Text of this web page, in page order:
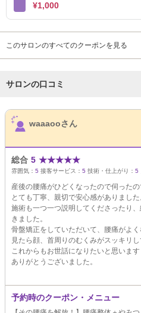
¥1,000
このサロンのすべてのクーポンを見る
サロンの口コミ
サロンPick Up
waaaooさん
総合 5 ★★★★★
雰囲気： 5 接客サービス： 5 技術・仕上がり： 5
産後の腰痛がひどくなったので伺った
とても丁寧、親切で安心感がありました
施術も一つ一つ説明してくださったり
きました。
骨盤矯正をしていただいて、腰痛がよ
見たら顔、首周りのむくみがスッキリ
これからもお世話になりたいと思います
ありがとうございました。
予約時のクーポン・メニュー